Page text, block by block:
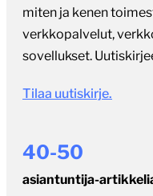
miten ja kenen
verkkopalvelut,
sovellukset.
Tilaa uutiskirje.
40-50
asiantuntija-